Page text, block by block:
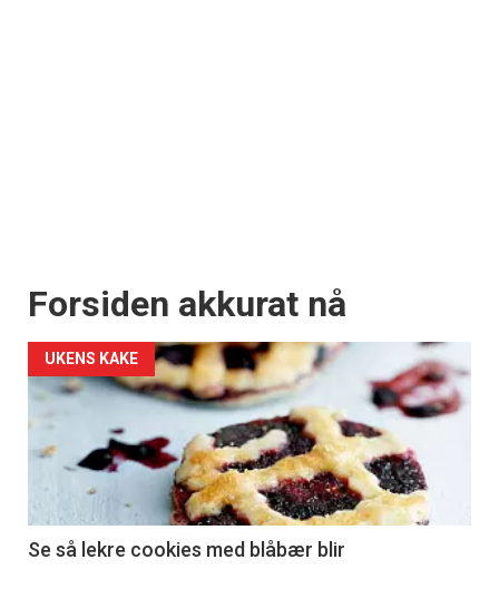
Forsiden akkurat nå
UKENS KAKE
Se så lekre cookies med blåbær blir